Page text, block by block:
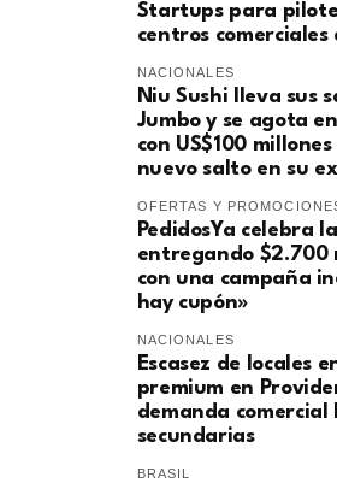
Startups para
centros
NACIONALES
Niu Sushi lleva sus
Jumbo y se agota
con US$100
nuevo salto en su
OFERTAS Y
PedidosYa celebra
entregando $2.700
con una campaña
hay cupón»
NACIONALES
Escasez de locales
premium en
demanda comercial
secundarias
BRASIL